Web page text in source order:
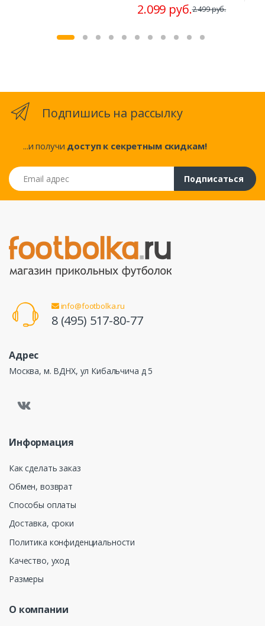
2.099 руб.2.499 руб.
Подпишись на рассылку
...и получи доступ к секретным скидкам!
Email адрес
Подписаться
info@footbolka.ru
8 (495) 517-80-77
Адрес
Москва, м. ВДНХ, ул Кибальчича д 5
Информация
Как сделать заказ
Обмен, возврат
Способы оплаты
Доставка, сроки
Политика конфиденциальности
Качество, уход
Размеры
О компании